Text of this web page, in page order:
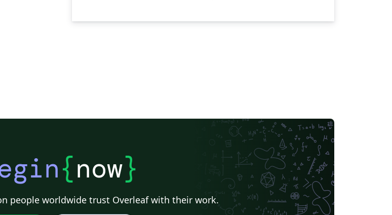
{now}
people worldwide trust Overleaf with their work.